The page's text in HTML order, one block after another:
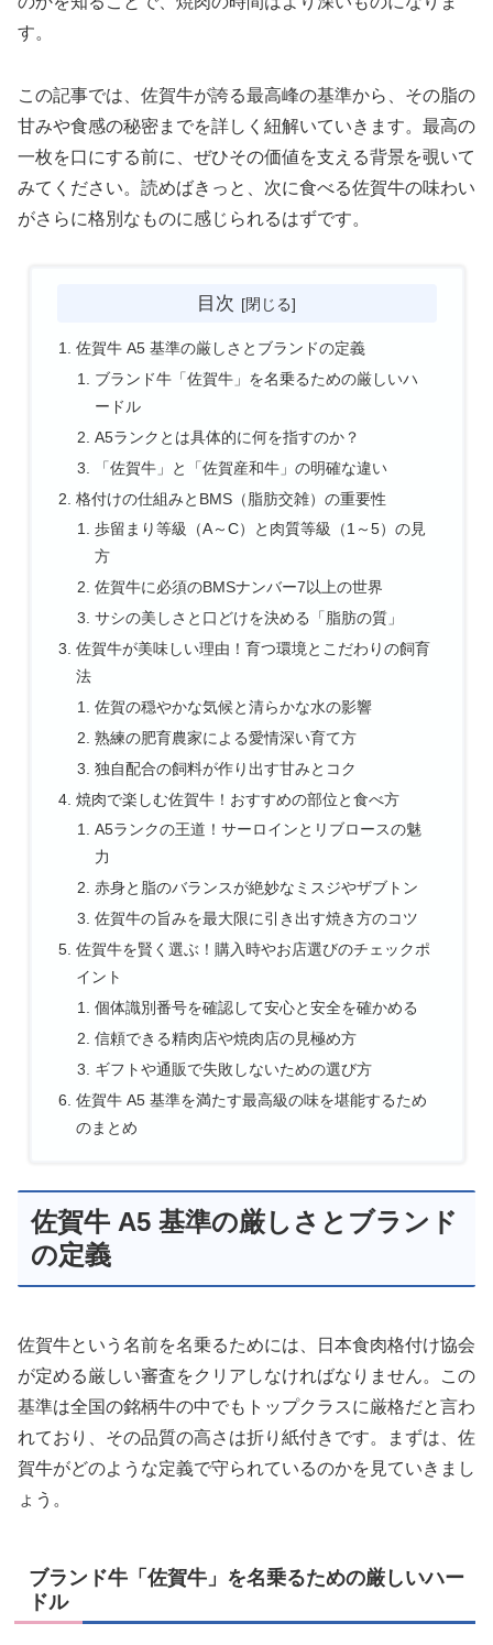
す。
この記事では、佐賀牛が誇る最高峰の基準から、その脂の
甘みや食感の秘密までを詳しく紐解いていきます。最高の
一枚を口にする前に、ぜひその価値を支える背景を覗いて
みてください。読めばきっと、次に食べる佐賀牛の味わい
がさらに格別なものに感じられるはずです。
目次
佐賀牛 A5 基準の厳しさとブランドの定義
ブランド牛「佐賀牛」を名乗るための厳しいハ
ードル
A5ランクとは具体的に何を指すのか？
「佐賀牛」と「佐賀産和牛」の明確な違い
格付けの仕組みとBMS（脂肪交雑）の重要性
歩留まり等級（A～C）と肉質等級（1～5）の見
方
佐賀牛に必須のBMSナンバー7以上の世界
サシの美しさと口どけを決める「脂肪の質」
佐賀牛が美味しい理由！育つ環境とこだわりの飼育
法
佐賀の穏やかな気候と清らかな水の影響
熟練の肥育農家による愛情深い育て方
独自配合の飼料が作り出す甘みとコク
焼肉で楽しむ佐賀牛！おすすめの部位と食べ方
A5ランクの王道！サーロインとリブロースの魅
力
赤身と脂のバランスが絶妙なミスジやザブトン
佐賀牛の旨みを最大限に引き出す焼き方のコツ
佐賀牛を賢く選ぶ！購入時やお店選びのチェックポ
イント
個体識別番号を確認して安心と安全を確かめる
信頼できる精肉店や焼肉店の見極め方
ギフトや通販で失敗しないための選び方
佐賀牛 A5 基準を満たす最高級の味を堪能するため
のまとめ
佐賀牛 A5 基準の厳しさとブランド
の定義
佐賀牛という名前を名乗るためには、日本食肉格付け協会
が定める厳しい審査をクリアしなければなりません。この
基準は全国の銘柄牛の中でもトップクラスに厳格だと言わ
れており、その品質の高さは折り紙付きです。まずは、佐
賀牛がどのような定義で守られているのかを見ていきまし
ょう。
ブランド牛「佐賀牛」を名乗るための厳しいハー
ドル